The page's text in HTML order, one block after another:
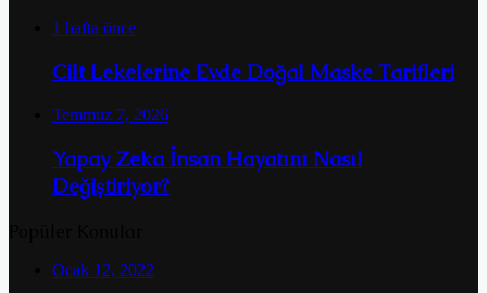
1 hafta önce
Cilt Lekelerine Evde Doğal Maske Tarifleri
Temmuz 7, 2026
Yapay Zeka İnsan Hayatını Nasıl
Değiştiriyor?
Ocak 12, 2022